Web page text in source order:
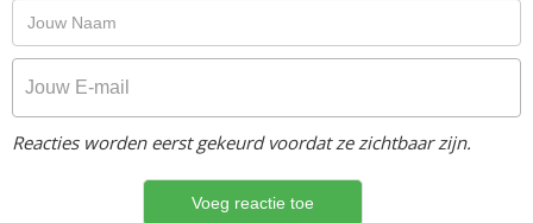
Reacties worden eerst gekeurd voordat ze zichtbaar zijn.